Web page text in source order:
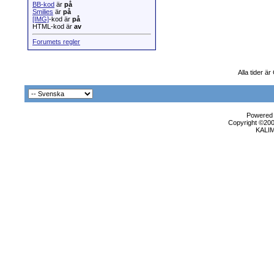
BB-kod är på
Smilies är på
[IMG]-kod är på
HTML-kod är av
Forumets regler
Alla tider är
Copyright